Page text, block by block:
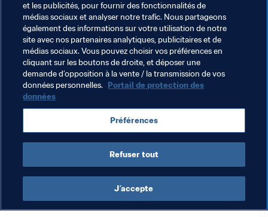
renvoyé la tentative de Nathanaël Mbuku en début de
deuxième mi-temps. Mais qu'importe, la France a assuré
l'essentiel : une belle troisième place, sa deuxième
meilleure performance dans ce tournoi après le titre de
2001.
Thèmes en lien
Coupe du Monde U-17 de la FIFA, Brésil 2019™
et les publicités, pour fournir des fonctionnalités de
médias sociaux et analyser notre trafic. Nous partageons
également des informations sur votre utilisation de notre
site avec nos partenaires analytiques, publicitaires et de
médias sociaux. Vous pouvez choisir vos préférences en
cliquant sur les boutons de droite, et déposer une
demande d’opposition à la vente / la transmission de vos
données personnelles. Portail de protection des
données
Préférences
Refuser tout
J’accepte